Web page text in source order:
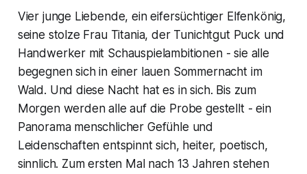
Vier junge Liebende, ein eifersüchtiger Elfenkönig,
seine stolze Frau Titania,der TunichtgutPuck und
Handwerker mit Schauspielambitionen - sie alle
begegnen sich in einer lauen Sommernacht im
Wald. Und diese Nacht hat es in sich. Bis zum
Morgen werden alle auf die Probe gestellt - ein
Panorama menschlicher Gefühle und
Leidenschaften entspinnt sich, heiter, poetisch,
sinnlich. Zum ersten Mal nach 13 Jahren stehen